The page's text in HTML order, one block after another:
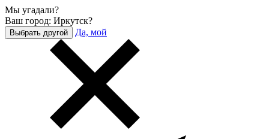
Мы угадали?
Ваш город: Иркутск?
Выбрать другой Да, мой